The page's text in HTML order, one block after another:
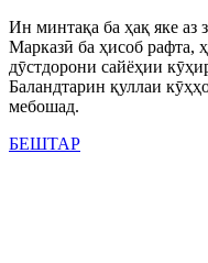
Ин минтақа ба ҳақ яке аз
Марказӣ ба ҳисоб рафта,
дӯстдорони сайёҳии
Баландтарин қуллаи
мебошад.
БЕШТАР